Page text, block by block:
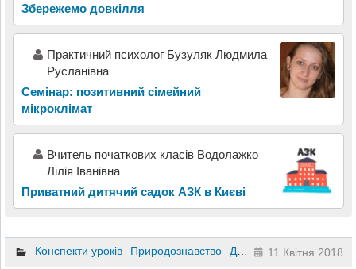
Збережемо довкілля
Практичний психолог Бузуляк Людмила
Русланівна
Семінар: позитивний сімейний
мікроклімат
Вчитель початкових класів Водолажко
Лілія Іванівна
Приватний дитячий садок АЗК в Києві
Конспекти уроків Природознавство Дошкільне виховання 11 Квітня 2018